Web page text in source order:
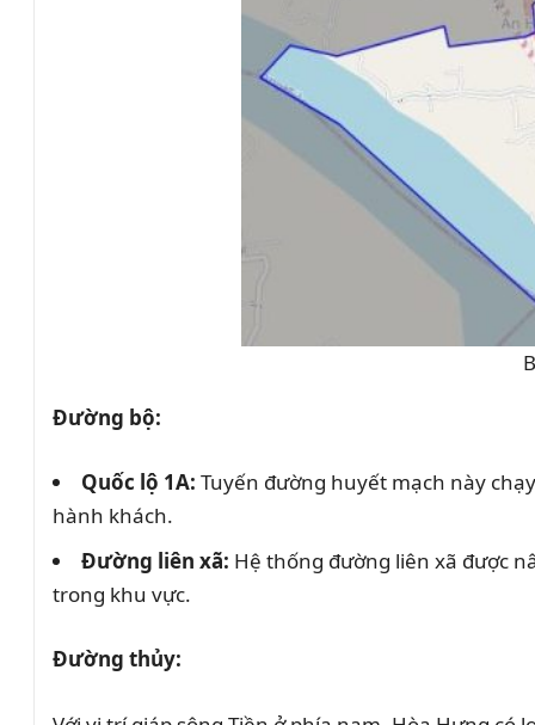
Đường bộ:
Quốc lộ 1A: Tuyến đường huyết mạch này
hành khách.
Đường liên xã: Hệ thống đường liên xã được
trong khu vực.
Đường thủy: